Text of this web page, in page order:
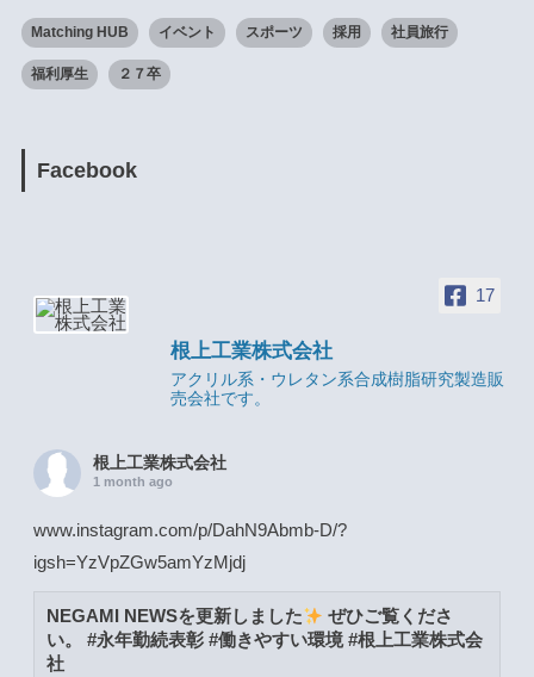
Matching HUB イベント スポーツ 採用 社員旅行
福利厚生 ２７卒
Facebook
17
根上工業株式会社
アクリル系・ウレタン系合成樹脂研究製造販
売会社です。
根上工業株式会社
1 month ago
www.instagram.com/p/DahN9Abmb-D/?
igsh=YzVpZGw5amYzMjdj
NEGAMI NEWSを更新しました
ぜひご覧くださ
い。 #永年勤続表彰 #働きやすい環境 #根上工業株式会
社